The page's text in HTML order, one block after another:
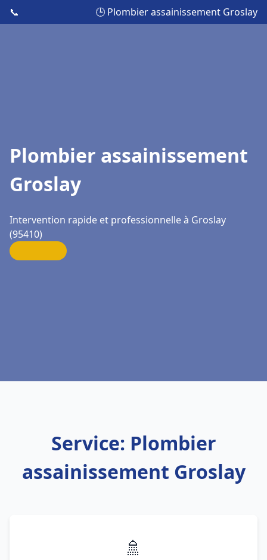
📞 🕒 Plombier assainissement Groslay
Plombier assainissement
Groslay
Intervention rapide et professionnelle à Groslay
(95410)
Service: Plombier
assainissement Groslay
🚿